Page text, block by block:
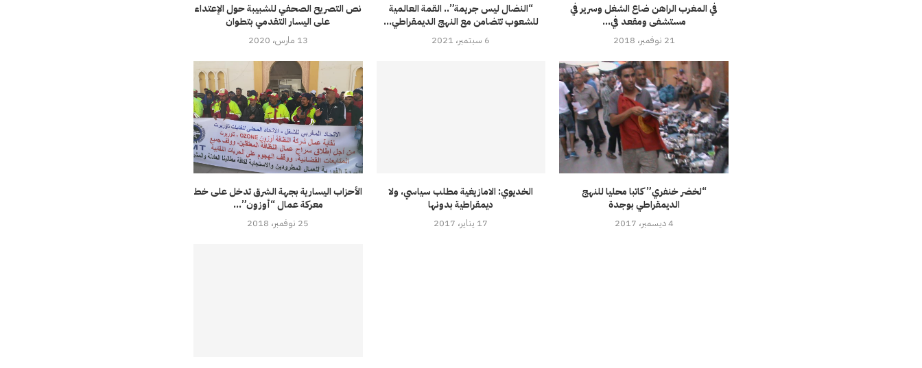
نص التصريح الصحفي للشبيبة حول الإعتداء
على اليسار التقدمي بتطوان
13 مارس، 2020
“النضال ليس جريمة”.. القمة العالمية
للشعوب تتضامن مع النهج الديمقراطي...
6 سبتمبر، 2021
في المغرب الراهن ضاع الشغل وسرير في
مستشفى ومقعد في...
21 نوفمبر، 2018
الأحزاب اليسارية بجهة الشرق تدخل على خط
معركة عمال “أوزون”...
25 نوفمبر، 2018
الخديوي: الامازيغية مطلب سياسي، ولا
ديمقراطية بدونها
17 يناير، 2017
“لخضر خنفري” كاتبا محليا للنهج
الديمقراطي بوجدة
4 ديسمبر، 2017